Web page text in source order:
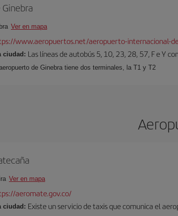
Ver en mapa
www.aeropuertos.net/aeropuerto-internacional-
ciudad: Las líneas de autobús 5, 10, 23, 28, 57, F e Y
de Ginebra tiene dos terminales, la T1 y T2
Ver en mapa
aeromate.gov.co/
ciudad: Existe un servicio de taxis que comunica el